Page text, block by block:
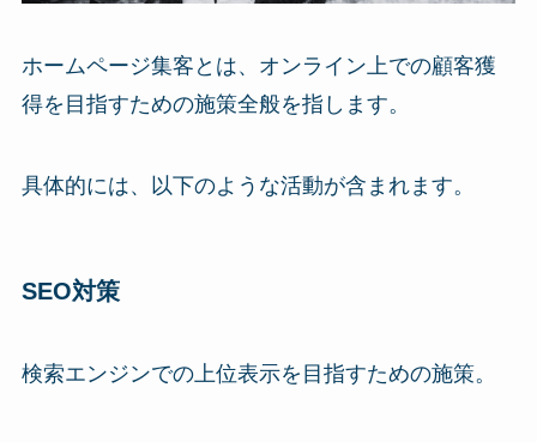
ホームページ集客とは、オンライン上での顧客獲
得を目指すための施策全般を指します。
具体的には、以下のような活動が含まれます。
SEO対策
検索エンジンでの上位表示を目指すための施策。